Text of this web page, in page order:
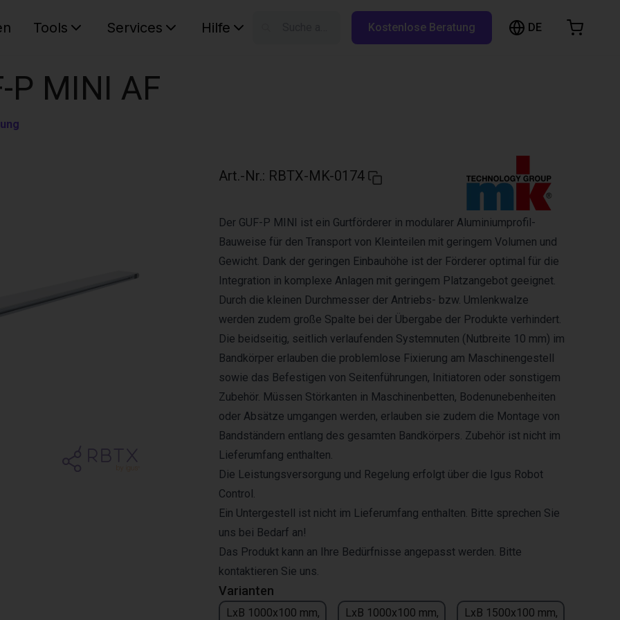
Tools Services Hilfe Kostenlose Beratung DE
P MINI AF
Art.-Nr.: RBTX-MK-0174
Varianten
LxB 1000x100 mm, LxB 1000x100 mm, LxB 1500x100 mm,
Der GUF-P MINI ist ein Gurtförderer in modularer Aluminiumprofil-
Bauweise für den Transport von Kleinteilen mit geringem Volumen und
Gewicht. Dank der geringen Einbauhöhe ist der Förderer optimal für die
Integration in komplexe Anlagen mit geringem Platzangebot geeignet.
Durch die kleinen Durchmesser der Antriebs- bzw. Umlenkwalze
werden zudem große Spalte bei der Übergabe der Produkte verhindert.
Die beidseitig, seitlich verlaufenden Systemnuten (Nutbreite 10 mm) im
Bandkörper erlauben die problemlose Fixierung am Maschinengestell
sowie das Befestigen von Seitenführungen, Initiatoren oder sonstigem
Zubehör. Müssen Störkanten in Maschinenbetten, Bodenunebenheiten
oder Absätze umgangen werden, erlauben sie zudem die Montage von
Bandständern entlang des gesamten Bandkörpers. Zubehör ist nicht im
Lieferumfang enthalten.
Die Leistungsversorgung und Regelung erfolgt über die Igus Robot
Control.
Ein Untergestell ist nicht im Lieferumfang enthalten. Bitte sprechen Sie
uns bei Bedarf an!
Das Produkt kann an Ihre Bedürfnisse angepasst werden. Bitte
kontaktieren Sie uns.